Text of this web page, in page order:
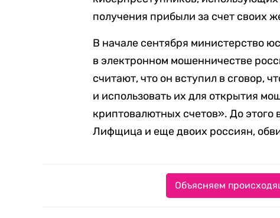
получения прибыли за счет своих
В начале сентября министерство
в электронном мошенничестве
считают, что он вступил в сговор,
и использовать их для открытия
криптовалютных счетов». До
Лифщица и еще двоих россиян,
Объясняем